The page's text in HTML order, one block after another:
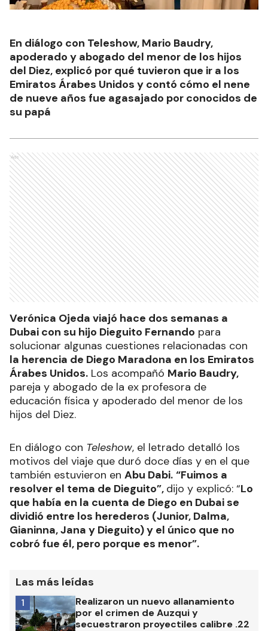
En diálogo con Teleshow, Mario Baudry,
apoderado y abogado del menor de los hijos
del Diez, explicó por qué tuvieron que ir a los
Emiratos Árabes Unidos y contó cómo el nene
de nueve años fue agasajado por conocidos de
su papá
Ads
Verónica Ojeda viajó hace dos semanas a
Dubai con su hijo Dieguito Fernando para
solucionar algunas cuestiones relacionadas con
la herencia de Diego Maradona en los Emiratos
Árabes Unidos. Los acompañó Mario Baudry,
pareja y abogado de la ex profesora de
educación física y apoderado del menor de los
hijos del Diez.
En diálogo con Teleshow, el letrado detalló los
motivos del viaje que duró doce días y en el que
también estuvieron en Abu Dabi. “Fuimos a
resolver el tema de Dieguito”, dijo y explicó: “Lo
que había en la cuenta de Diego en Dubai se
dividió entre los herederos (Junior, Dalma,
Gianinna, Jana y Dieguito) y el único que no
cobró fue él, pero porque es menor”.
Las más leídas
Realizaron un nuevo allanamiento
por el crimen de Auzqui y
secuestraron proyectiles calibre .22
1